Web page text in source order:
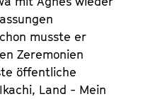
musste er
Zeremonien
öffentliche
Land - Mein